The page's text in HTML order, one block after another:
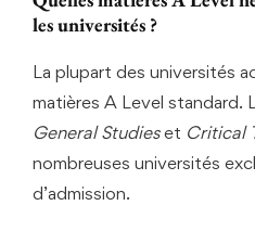
les universités ?
La plupart des universités
matières A Level standard.
General Studieset Critical
nombreuses universités
d’admission.